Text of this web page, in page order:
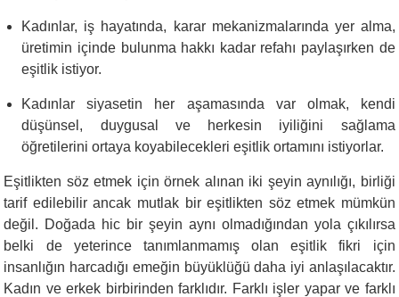
Kadınlar, iş hayatında, karar mekanizmalarında yer alma,
üretimin içinde bulunma hakkı kadar refahı paylaşırken de
eşitlik istiyor.
Kadınlar siyasetin her aşamasında var olmak, kendi
düşünsel, duygusal ve herkesin iyiliğini sağlama
öğretilerini ortaya koyabilecekleri eşitlik ortamını istiyorlar.
Eşitlikten söz etmek için örnek alınan iki şeyin aynılığı, birliği
tarif edilebilir ancak mutlak bir eşitlikten söz etmek mümkün
değil. Doğada hic bir şeyin aynı olmadığından yola çıkılırsa
belki de yeterince tanımlanmamış olan eşitlik fikri için
insanlığın harcadığı emeğin büyüklüğü daha iyi anlaşılacaktır.
Kadın ve erkek birbirinden farklıdır. Farklı işler yapar ve farklı